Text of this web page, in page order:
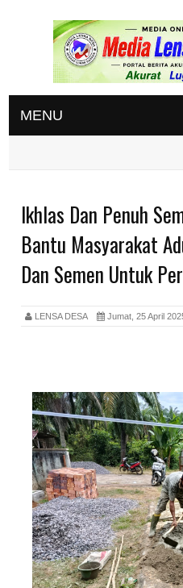
MENU
Ikhlas Dan Penuh
Bantu Masyarakat
Dan Semen Untuk
LENSA DESA Jumat, 25 April